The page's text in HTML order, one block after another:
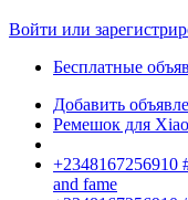
Войти или
Бесплатные
Добавить
Ремешок для
+2348167256910
and fame